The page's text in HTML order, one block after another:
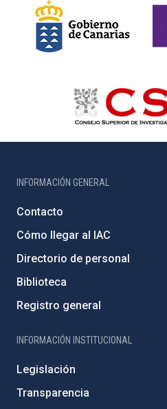
INFORMACIÓN GENERAL
Contacto
Cómo llegar al IAC
Directorio de personal
Biblioteca
Registro general
INFORMACIÓN INSTITUCIONAL
Legislación
Transparencia